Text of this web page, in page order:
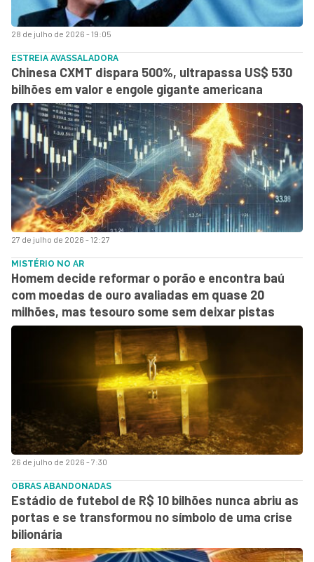
28 de julho de 2026 - 19:05
27 de julho de 2026 - 12:27
ESTREIA AVASSALADORA
Chinesa CXMT dispara 500%, ultrapassa US$ 530
bilhões em valor e engole gigante americana
26 de julho de 2026 - 7:30
MISTÉRIO NO AR
Homem decide reformar o porão e encontra baú
com moedas de ouro avaliadas em quase 20
milhões, mas tesouro some sem deixar pistas
OBRAS ABANDONADAS
Estádio de futebol de R$ 10 bilhões nunca abriu as
portas e se transformou no símbolo de uma crise
bilionária